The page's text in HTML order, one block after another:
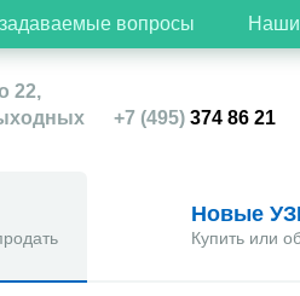
вопросы Наши
22,
+7 (495) 374 86 21
Новые
Купить или